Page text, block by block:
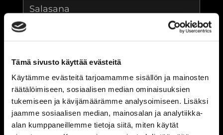
Tämä sivusto käyttää evästeitä
Käytämme evästeitä tarjoamamme sisällön ja mainosten
räätälöimiseen, sosiaalisen median ominaisuuksien
tukemiseen ja kävijämäärämme analysoimiseen. Lisäksi
jaamme sosiaalisen median, mainosalan ja analytiikka-
alan kumppaneillemme tietoja siitä, miten käytät
Vahvista salasana (*):
YHTEYSTIEDOT
Katuosoite (*):